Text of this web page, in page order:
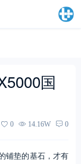
国
0 14.16W 0
铺垫的基石，才有